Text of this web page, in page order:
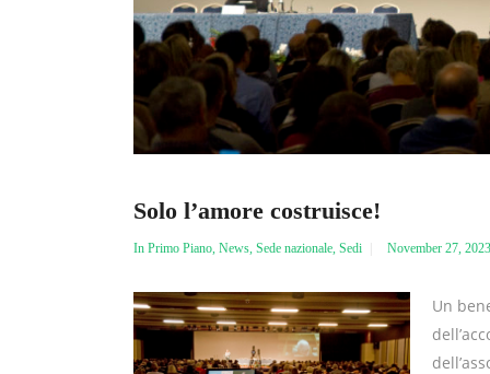
Solo l’amore costruisce!
In Primo Piano, News, Sede nazionale, Sedi November 27, 2023
Un